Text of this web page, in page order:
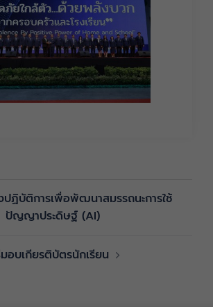
ปฏิบัติการเพื่อพัฒนาสมรรถนะการใช้
ปัญญาประดิษฐ์ (AI)
อบเกียรติบัตรนักเรียน